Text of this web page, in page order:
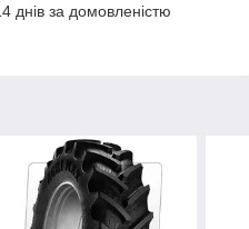
днів за домовленістю